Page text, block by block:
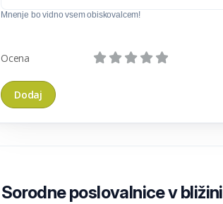
Mnenje bo vidno vsem obiskovalcem!
Ocena
Sorodne poslovalnice v bližini